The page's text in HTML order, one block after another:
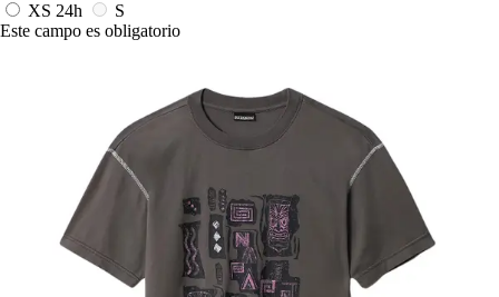
XS 24h
S
Este campo es obligatorio